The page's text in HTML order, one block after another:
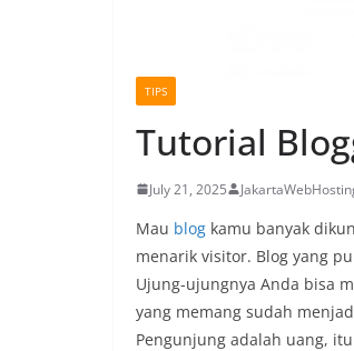
TIPS
Tutorial
July 21, 2025
Mau blog kamu banyak
menarik visitor. Blog yang
Ujung-ujungnya Anda bisa
yang memang sudah
Pengunjung adalah uang,